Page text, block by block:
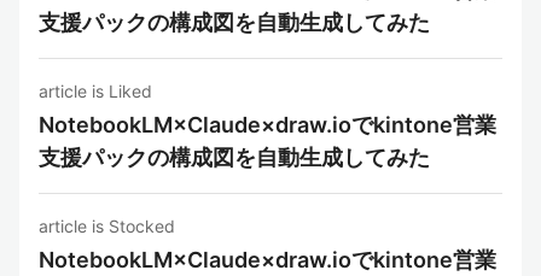
支援パックの構成図を自動生成してみた
article is Liked
NotebookLM×Claude×draw.ioでkintone営業
支援パックの構成図を自動生成してみた
article is Stocked
NotebookLM×Claude×draw.ioでkintone営業